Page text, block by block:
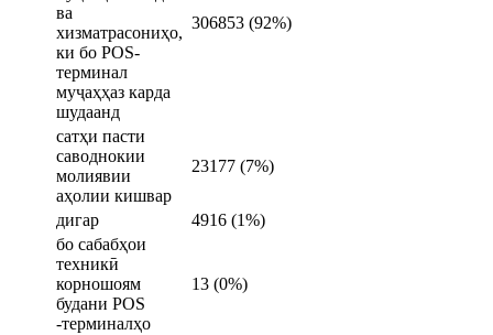
ва
хизматрасониҳо,
ки бо POS-
терминал
муҷаҳҳаз карда
шудаанд
306853 (92%)
сатҳи пасти
саводнокии
молиявии
аҳолии кишвар
23177 (7%)
дигар
4916 (1%)
бо сабабҳои
техникӣ
корношоям
будани POS
-терминалҳо
13 (0%)